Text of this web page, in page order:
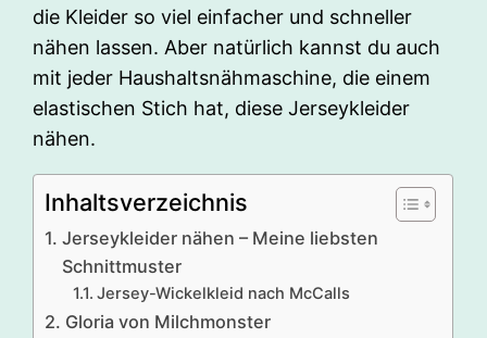
die Kleider so viel einfacher und schneller
nähen lassen. Aber natürlich kannst du auch
mit jeder Haushaltsnähmaschine, die einem
elastischen Stich hat, diese Jerseykleider
nähen.
Inhaltsverzeichnis
Jerseykleider nähen – Meine liebsten
Schnittmuster
Jersey-Wickelkleid nach McCalls
Gloria von Milchmonster